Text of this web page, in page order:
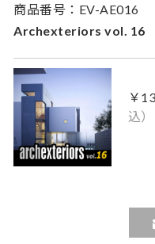
商品番号：EV-AE016
Archexteriors vol. 16
￥
込）